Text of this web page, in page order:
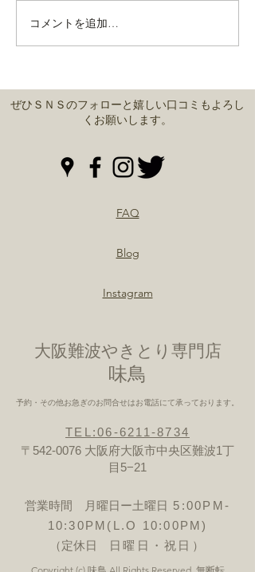
通常営業しております。
コメントを追加…
ぜひＳＮＳのフォローと嬉しい口コミもよろし
くお願いします。
FAQ
Blog
Instagram
大阪難波やきとり専門店
​味鳥
予約・その他お急ぎのお問合せはお電話にて承っております。
TEL:06-6211-8734
〒542-0076 大阪府大阪市中央区難波1丁
目5−21
営業時間 月曜日ー土曜日 5:00PM-
10:30PM(L.O 10:00PM)
（定休日
日曜日・祝日）